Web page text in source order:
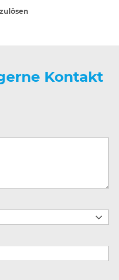
Kontakt